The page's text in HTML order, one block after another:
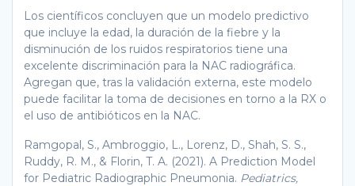
Los científicos concluyen que un modelo predictivo
que incluye la edad, la duración de la fiebre y la
disminución de los ruidos respiratorios tiene una
excelente discriminación para la NAC radiográfica.
Agregan que, tras la validación externa, este modelo
puede facilitar la toma de decisiones en torno a la RX o
el uso de antibióticos en la NAC.
Ramgopal, S., Ambroggio, L., Lorenz, D., Shah, S. S.,
Ruddy, R. M., & Florin, T. A. (2021). A Prediction Model
for Pediatric Radiographic Pneumonia. Pediatrics,